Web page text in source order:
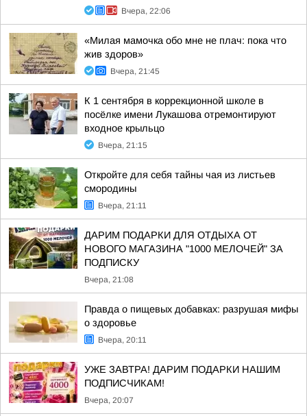
Вчера, 22:06
«Милая мамочка обо мне не плач: пока что
жив здоров»
Вчера, 21:45
К 1 сентября в коррекционной школе в
посёлке имени Лукашова отремонтируют
входное крыльцо
Вчера, 21:15
Откройте для себя тайны чая из листьев
смородины
Вчера, 21:11
ДАРИМ ПОДАРКИ ДЛЯ ОТДЫХА ОТ
НОВОГО МАГАЗИНА "1000 МЕЛОЧЕЙ" ЗА
ПОДПИСКУ
Вчера, 21:08
Правда о пищевых добавках: разрушая мифы
о здоровье
Вчера, 20:11
УЖЕ ЗАВТРА! ДАРИМ ПОДАРКИ НАШИМ
ПОДПИСЧИКАМ!
Вчера, 20:07